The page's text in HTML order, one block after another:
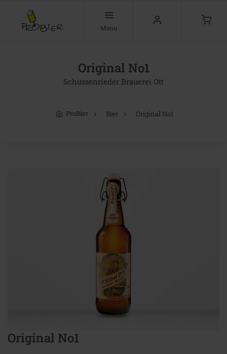
Menu
Original No1
Schussenrieder Brauerei Ott
ProBier Bier Original No1
Original No1